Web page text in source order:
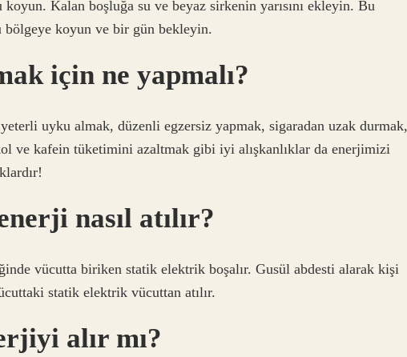
Kalan boşluğa su ve beyaz sirkenin yarısını ekleyin. Bu
koyun ve bir gün bekleyin.
için ne yapmalı?
uyku almak, düzenli egzersiz yapmak, sigaradan uzak durmak,
ve kafein tüketimini azaltmak gibi iyi alışkanlıklar da enerjimizi
nasıl atılır?
vücutta biriken statik elektrik boşalır. Gusül abdesti alarak kişi
statik elektrik vücuttan atılır.
alır mı?